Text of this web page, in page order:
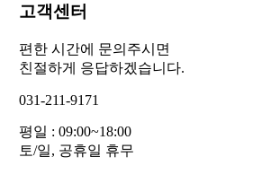
고객센터
편한 시간에 문의주시면
친절하게 응답하겠습니다.
031-211-9171
평일 : 09:00~18:00
토/일, 공휴일 휴무